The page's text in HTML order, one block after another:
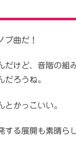
ブ曲だ！
だけど、音階の組
だろうね。
とかっこいい。
する展開も素晴らし